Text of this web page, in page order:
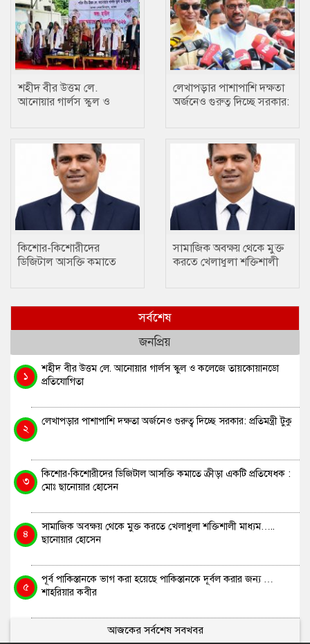
শহীদ বীর উত্তম লে.
আনোয়ার গার্লস স্কুল ও
লেখাপড়ার পাশাপাশি দক্ষতা
অর্জনেও গুরুত্ব দিচ্ছে সরকার:
কিশোর-কিশোরীদের
ডিজিটাল আসক্তি কমাতে
সামাজিক অবক্ষয় থেকে মুক্ত
করতে খেলাধুলা শক্তিশালী
সর্বশেষ
জনপ্রিয়
১
শহীদ বীর উত্তম লে. আনোয়ার গার্লস স্কুল ও কলেজে তায়কোয়ানডো
প্রতিযোগিতা
২
লেখাপড়ার পাশাপাশি দক্ষতা অর্জনেও গুরুত্ব দিচ্ছে সরকার: প্রতিমন্ত্রী টুকু
৩
কিশোর-কিশোরীদের ডিজিটাল আসক্তি কমাতে ক্রীড়া একটি প্রতিষেধক :
মোঃ ছানোয়ার হোসেন
৪
সামাজিক অবক্ষয় থেকে মুক্ত করতে খেলাধুলা শক্তিশালী মাধ্যম…..
ছানোয়ার হোসেন
৫
পূর্ব পাকিস্তানকে ভাগ করা হয়েছে পাকিস্তানকে দূর্বল করার জন্য …
শাহরিয়ার কবীর
আজকের সর্বশেষ সবখবর